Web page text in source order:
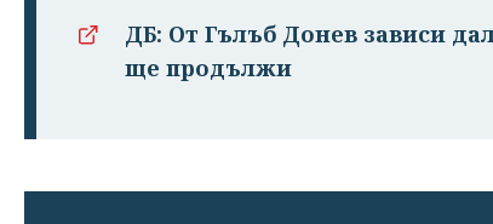
ДБ: От Гълъб Донев зависи
ще продължи